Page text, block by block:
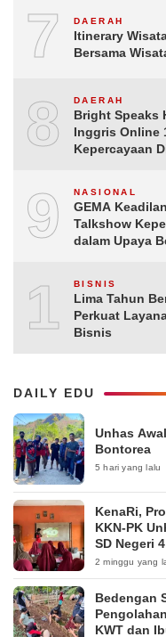
7 DAERAH
Itinerary
Bersama
8 DAERAH
Bright Speaks
Inggris Online
Kepercayaan
9 NASIONAL
GEMA
Talkshow
dalam Upaya
10BISNIS
Lima Tahun
Perkuat
Bisnis
DAILY EDU
Unhas
Bontorea
5 hari yang lalu
KenaRi,
KKN-PK
SD Negeri
2 minggu yang
Bedengan
KWT dan